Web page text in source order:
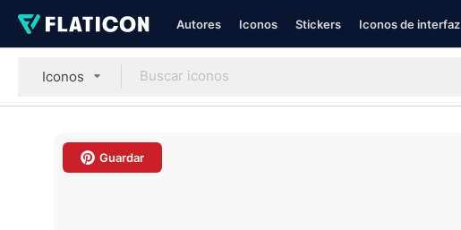
Autores Iconos Stickers Iconos de interfaz
Iconos
Guardar